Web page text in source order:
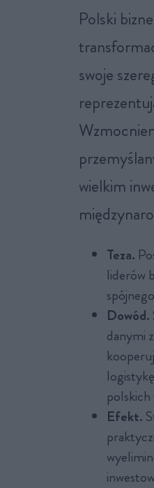
Polski biznes potrzebuje silnego głosu w czasach dynamicznych
swoje
wielkim
Teza.
liderów
Dowód.
danymi
Efekt.